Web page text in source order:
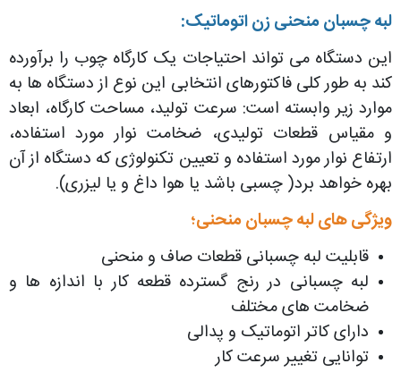
لبه چسبان منحنی زن اتوماتیک:
این دستگاه می تواند احتیاجات یک کارگاه چوب را برآورده
کند به طور کلی فاکتورهای انتخابی این نوع از دستگاه ها به
موارد زیر وابسته است: سرعت تولید، مساحت کارگاه، ابعاد
و مقیاس قطعات تولیدی، ضخامت نوار مورد استفاده،
ارتفاع نوار مورد استفاده و تعیین تکنولوژی که دستگاه از آن
بهره خواهد برد( چسبی باشد یا هوا داغ و یا لیزری).
ویژگی های لبه چسبان منحنی؛
قابلیت لبه چسبانی قطعات صاف و منحنی
لبه چسبانی در رنج گسترده قطعه کار با اندازه ها و
ضخامت های مختلف
دارای کاتر اتوماتیک و پدالی
توانایی تغییر سرعت کار